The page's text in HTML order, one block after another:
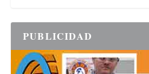
PUBLICIDAD